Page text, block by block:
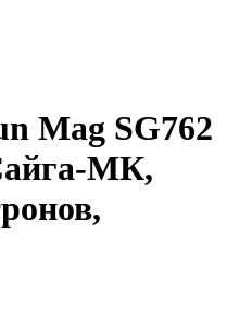
Mag SG762
МК,